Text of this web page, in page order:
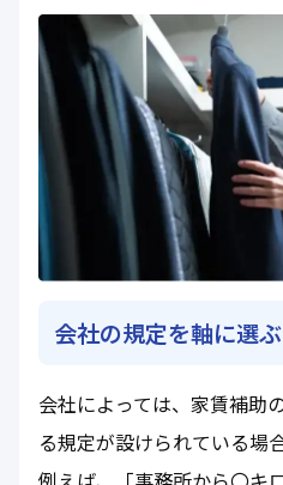
会社の規定を軸に選ぶ
会社によっては、家賃補助
る規定が設けられている場